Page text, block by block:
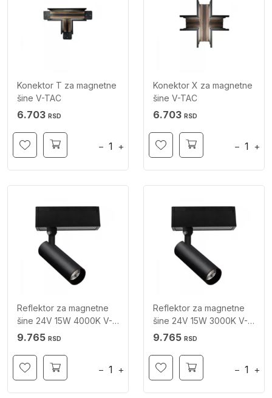
Konektor T za magnetne
šine V-TAC
6.703 RSD
− +
Konektor X za magnetne
šine V-TAC
6.703 RSD
− +
Reflektor za magnetne
šine 24V 15W 4000K V-
TAC
9.765 RSD
− +
Reflektor za magnetne
šine 24V 15W 3000K V-
TAC
9.765 RSD
− +